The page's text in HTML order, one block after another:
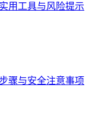
用工具与风险提示
骤与安全注意事项